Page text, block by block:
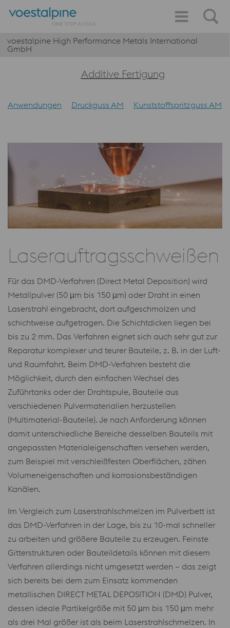
voestalpine High Performance Metals International
GmbH
Additive Fertigung
Anwendungen Druckguss AM Kunststoffspritzguss AM
Laserauftragsschweißen
Für das DMD-Verfahren (Direct Metal Deposition) wird
Metallpulver (50 µm bis 150 µm) oder Draht in einen
Laserstrahl eingebracht, dort aufgeschmolzen und
schichtweise aufgetragen. Die Schichtdicken liegen bei
bis zu 2 mm. Das Verfahren eignet sich auch sehr gut zur
Reparatur komplexer und teurer Bauteile, z. B. in der Luft-
und Raumfahrt. Beim DMD-Verfahren besteht die
Möglichkeit, durch den einfachen Wechsel des
Zuführtanks oder der Drahtspule, Bauteile aus
verschiedenen Pulvermaterialien herzustellen
(Multimaterial-Bauteile). Je nach Anforderung können
damit unterschiedliche Bereiche desselben Bauteils mit
angepassten Materialeigenschaften versehen werden,
zum Beispiel mit verschleißfesten Oberflächen, zähen
Volumeneigenschaften und korrosionsbeständigen
Kanälen.
Im Vergleich zum Laserstrahlschmelzen im Pulverbett ist
das DMD-Verfahren in der Lage, bis zu 10-mal schneller
zu arbeiten und größere Bauteile zu erzeugen. Feinste
Gitterstrukturen oder Bauteildetails können mit diesem
Verfahren allerdings nicht umgesetzt werden – das zeigt
sich bereits bei dem zum Einsatz kommenden
metallischen DIRECT METAL DEPOSITION (DMD) Pulver,
dessen ideale Partikelgröße mit 50 µm bis 150 µm mehr
als drei Mal größer ist als beim Laserstrahlschmelzen. In